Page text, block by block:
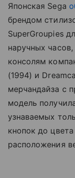
Японская Sega
брендом
SuperGroupies
наручных
консолям
(1994) и
мерчандайза с
модель
узнаваемых
кнопок до
расположения